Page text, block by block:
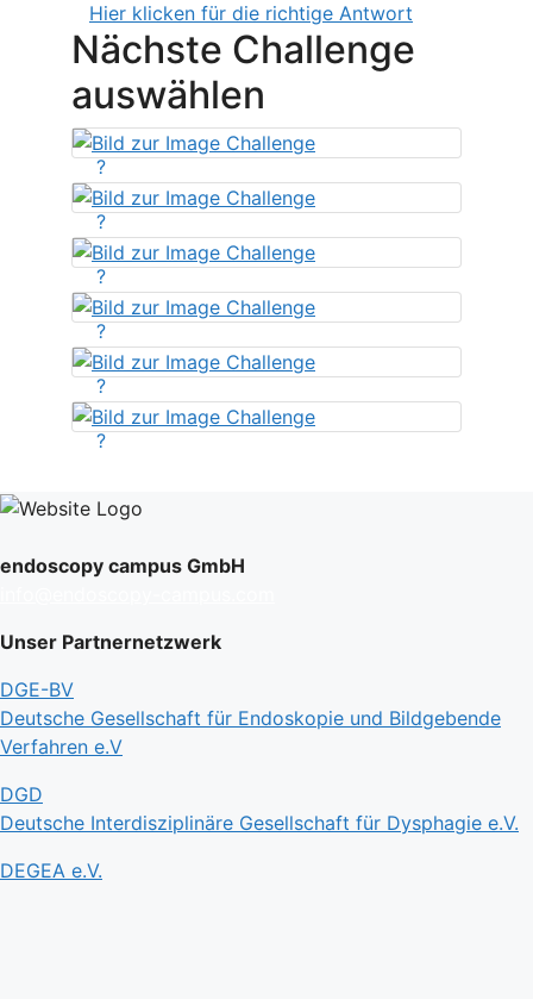
Hier klicken für die richtige Antwort
Nächste Challenge
auswählen
?
?
?
?
?
?
endoscopy campus GmbH
Unser Partnernetzwerk
DGE-BV
Deutsche Gesellschaft für Endoskopie und Bildgebende
Verfahren e.V
DGD
Deutsche Interdisziplinäre Gesellschaft für Dysphagie e.V.
DEGEA e.V.